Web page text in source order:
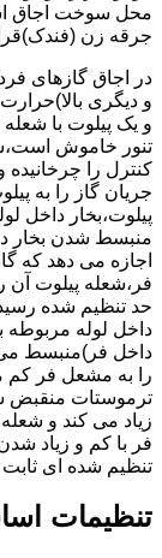
محل سوخت اجاق
جرقه زن
در اجاق گازهای
و دیگری
و یک پیلوت با
تنور خاموش
کنترل را
جریان گاز را به
پیلوت،بخار داخل
منبسط شدن بخار
اجازه می دهد که
فر،شعله پیلوت
حد تنظیم شده
داخل لوله مربوطه
داخل فر)منبسط می
را به مشعل فر کم
ترموستات منقبض
زیاد می کند و
فر با کم و زیاد
تنظیم شده ای
تنظیمات